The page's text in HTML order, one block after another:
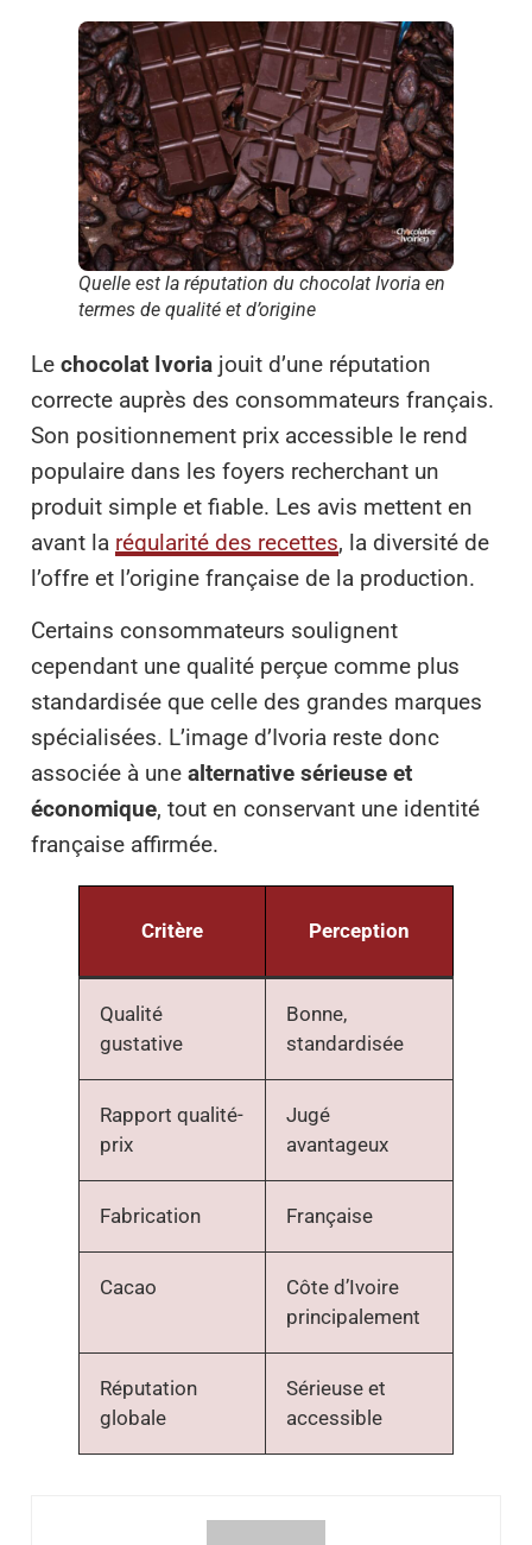
Quelle est la réputation du chocolat Ivoria en
termes de qualité et d’origine
Le chocolat Ivoria jouit d’une réputation
correcte auprès des consommateurs français.
Son positionnement prix accessible le rend
populaire dans les foyers recherchant un
produit simple et fiable. Les avis mettent en
avant la régularité des recettes, la diversité de
l’offre et l’origine française de la production.
Certains consommateurs soulignent
cependant une qualité perçue comme plus
standardisée que celle des grandes marques
spécialisées. L’image d’Ivoria reste donc
associée à une alternative sérieuse et
économique, tout en conservant une identité
française affirmée.
Critère Perception
Qualité
gustative
Bonne,
standardisée
Rapport qualité-
prix
Jugé
avantageux
Fabrication Française
Cacao
Côte d’Ivoire
principalement
Réputation
globale
Sérieuse et
accessible